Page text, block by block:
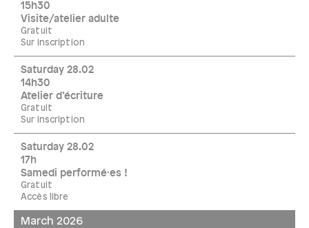
15h30
Visite/atelier adulte
Gratuit
Sur inscription
Saturday 28.02
14h30
Atelier d’écriture
Gratuit
Sur inscription
Saturday 28.02
17h
Samedi performé·es !
Gratuit
Accès libre
March 2026